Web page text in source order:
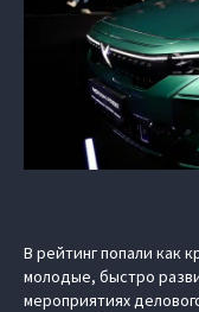
В рейтинг попали как
молодые, быстро
мероприятиях